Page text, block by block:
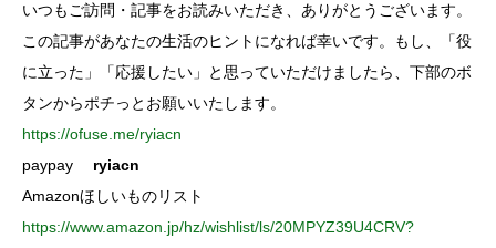
いつもご訪問・記事をお読みいただき、ありがとうございます。
この記事があなたの生活のヒントになれば幸いです。もし、「役
に立った」「応援したい」と思っていただけましたら、下部のボ
タンからポチっとお願いいたします。
https://ofuse.me/ryiacn
paypay ryiacn
Amazonほしいものリスト
https://www.amazon.jp/hz/wishlist/ls/20MPYZ39U4CRV?